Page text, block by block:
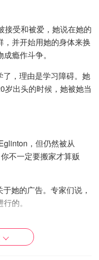
接受和被爱，她说在她的
并开始用她的身体来换
瘾作斗争。
，理由是学习障碍。她
岁出头的时候，她被她当
，但仍然被从
不一定要搬家才算贩
她的广告。专家们说，
的。
增加，让犯罪者对最脆